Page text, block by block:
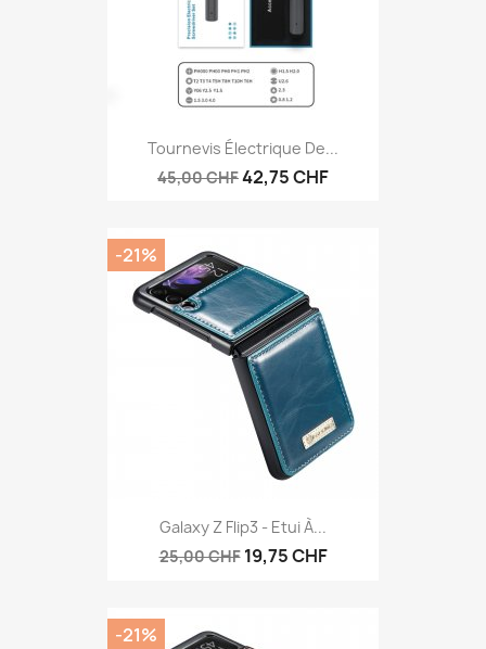
Tournevis Électrique De...
45,00 CHF42,75 CHF
Galaxy Z Flip3 - Etui À...
25,00 CHF 19,75 CHF
-21%
-21%